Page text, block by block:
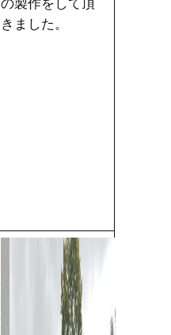
の製作をして頂
きました。